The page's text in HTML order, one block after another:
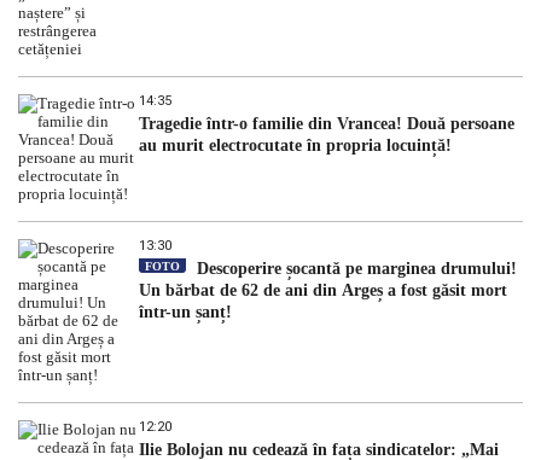
14:35
Tragedie într-o familie din Vrancea! Două persoane
au murit electrocutate în propria locuință!
13:30
FOTO
Descoperire șocantă pe marginea drumului!
Un bărbat de 62 de ani din Argeș a fost găsit mort
într-un șanț!
12:20
Ilie Bolojan nu cedează în fața sindicatelor: „Mai